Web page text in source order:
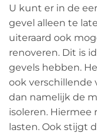
U kunt er in de
gevel alleen te
uiteraard ook
renoveren. Dit is
gevels hebben.
ook verschillende
dan namelijk de
isoleren. Hiermee
lasten. Ook stijgt